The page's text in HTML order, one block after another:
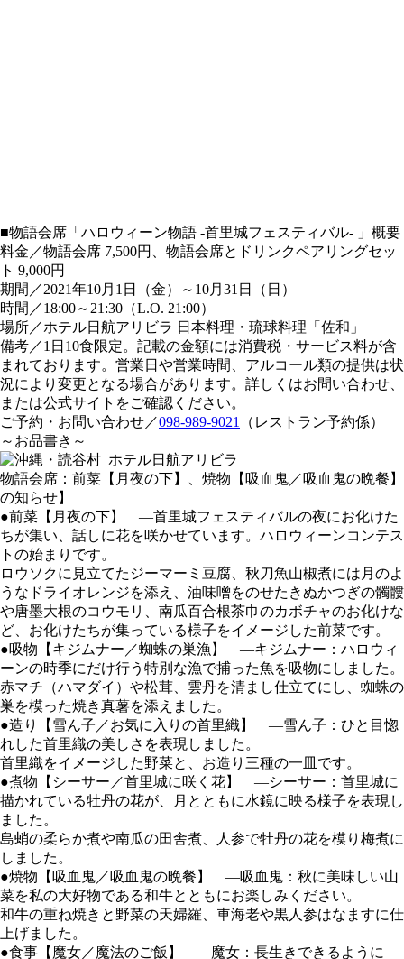
■物語会席「ハロウィーン物語 -首里城フェスティバル- 」概要
料金／物語会席 7,500円、物語会席とドリンクペアリングセッ
ト 9,000円
期間／2021年10月1日（金）～10月31日（日）
時間／18:00～21:30（L.O. 21:00）
場所／ホテル日航アリビラ 日本料理・琉球料理「佐和」
備考／1日10食限定。記載の金額には消費税・サービス料が含
まれております。営業日や営業時間、アルコール類の提供は状
況により変更となる場合があります。詳しくはお問い合わせ、
または公式サイトをご確認ください。
ご予約・お問い合わせ／098-989-9021
（レストラン予約係）
～お品書き～
物語会席：前菜【月夜の下】、焼物【吸血鬼／吸血鬼の晩餐
の知らせ】
●前菜【月夜の下】 ―首里城フェスティバルの夜にお化けた
ちが集い、話しに花を咲かせています。ハロウィーンコンテス
トの始まりです。
ロウソクに見立てたジーマーミ豆腐、秋刀魚山椒煮には月のよ
うなドライオレンジを添え、油味噌をのせたきぬかつぎの髑髏
や唐墨大根のコウモリ、南瓜百合根茶巾のカボチャのお化けな
ど、お化けたちが集っている様子をイメージした前菜です。
●吸物【キジムナー／蜘蛛の巣漁】 ―キジムナー：ハロウィ
ーンの時季にだけ行う特別な漁で捕った魚を吸物にしました。
赤マチ（ハマダイ）や松茸、雲丹を清まし仕立てにし、蜘蛛の
巣を模った焼き真薯を添えました。
●造り【雪ん子／お気に入りの首里織】 ―雪ん子：ひと目惚
れした首里織の美しさを表現しました。
首里織をイメージした野菜と、お造り三種の一皿です。
●煮物【シーサー／首里城に咲く花】 ―シーサー：首里城に
描かれている牡丹の花が、月とともに水鏡に映る様子を表現し
ました。
島蛸の柔らか煮や南瓜の田舎煮、人参で牡丹の花を模り梅煮に
しました。
●焼物【吸血鬼／吸血鬼の晩餐】 ―吸血鬼：秋に美味しい山
菜を私の大好物である和牛とともにお楽しみください。
和牛の重ね焼きと野菜の天婦羅、車海老や黒人参はなますに仕
上げました。
●食事【魔女／魔法のご飯】 ―魔女：長生きできるように